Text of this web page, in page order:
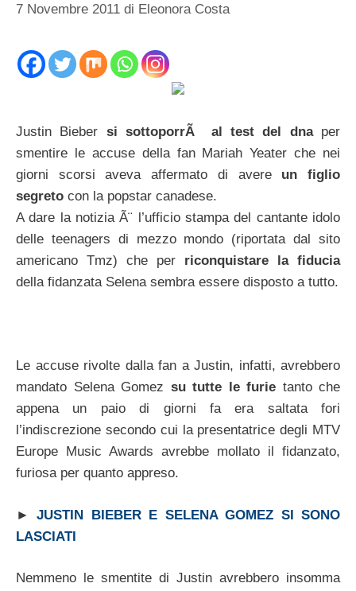
7 Novembre 2011 di Eleonora Costa
Justin Bieber si sottoporrÃ al test del dnaper
smentire le accuse della fan Mariah Yeater che nei
giorni scorsi aveva affermato di avere un figlio
segreto con la popstar canadese.
A dare la notizia Ã¨ l’ufficio stampa del cantante idolo
delle teenagers di mezzo mondo (riportata dal sito
americano Tmz) che per riconquistare la fiducia
della fidanzata Selena sembra essere disposto a tutto.
Le accuse rivolte dalla fan a Justin, infatti, avrebbero
mandato Selena Gomez su tutte le furie tanto che
appena un paio di giorni fa era saltata fori
l’indiscrezione secondo cui la presentatrice degli MTV
Europe Music Awards avrebbe mollato il fidanzato,
furiosa per quanto appreso.
►JUSTIN BIEBER E SELENA GOMEZ SI SONO
LASCIATI
Nemmeno le smentite di Justin avrebbero insomma